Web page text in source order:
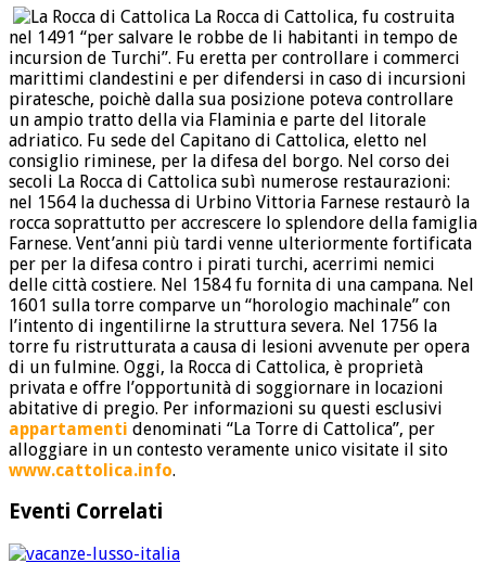
La Rocca di Cattolica, fu costruita
nel 1491 “per salvare le robbe de li habitanti in tempo de
incursion de Turchi”. Fu eretta per controllare i commerci
marittimi clandestini e per difendersi in caso di incursioni
piratesche, poichè dalla sua posizione poteva controllare
un ampio tratto della via Flaminia e parte del litorale
adriatico. Fu sede del Capitano di Cattolica, eletto nel
consiglio riminese, per la difesa del borgo. Nel corso dei
secoli La Rocca di Cattolica subì numerose restaurazioni:
nel 1564 la duchessa di Urbino Vittoria Farnese restaurò la
rocca soprattutto per accrescere lo splendore della famiglia
Farnese. Vent’anni più tardi venne ulteriormente fortificata
per per la difesa contro i pirati turchi, acerrimi nemici
delle città costiere. Nel 1584 fu fornita di una campana. Nel
1601 sulla torre comparve un “horologio machinale” con
l’intento di ingentilirne la struttura severa. Nel 1756 la
torre fu ristrutturata a causa di lesioni avvenute per opera
di un fulmine. Oggi, la Rocca di Cattolica, è proprietà
privata e offre l’opportunità di soggiornare in locazioni
abitative di pregio. Per informazioni su questi esclusivi
appartamenti denominati “La Torre di Cattolica”, per
alloggiare in un contesto veramente unico visitate il sito
www.cattolica.info.
Eventi Correlati